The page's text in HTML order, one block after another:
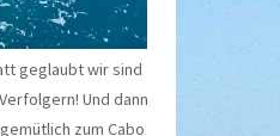
geglaubt wir sind
Und dann
zum Cabo